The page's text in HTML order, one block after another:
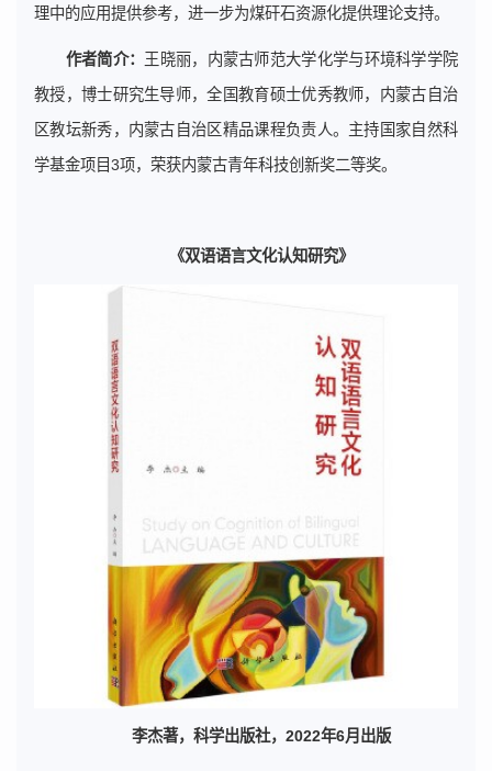
理中的应用提供参考，进一步为煤矸石资源化提供理论支持。
作者简介：
王晓丽，内蒙古师范大学化学与环境科学学院
教授，博士研究生导师，全国教育硕士优秀教师，内蒙古自治
区教坛新秀，内蒙古自治区精品课程负责人。主持国家自然科
学基金项目3项，荣获内蒙古青年科技创新奖二等奖。
《双语语言文化认知研究》
李杰著，科学出版社，2022年6月出版